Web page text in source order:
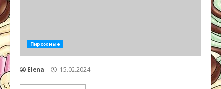
Пирожные
Elena 15.02.2024